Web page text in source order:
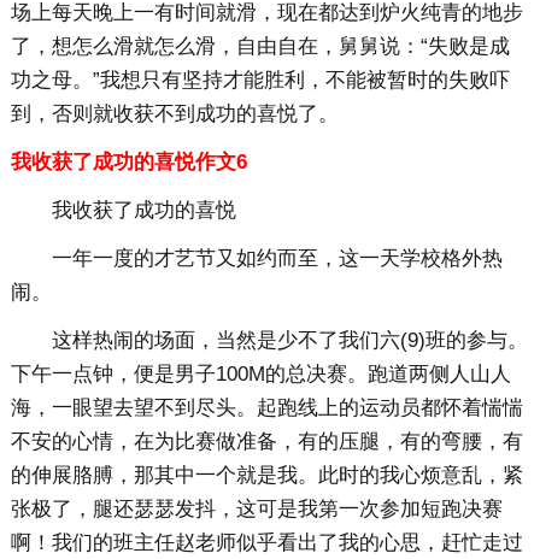
场上每天晚上一有时间就滑，现在都达到炉火纯青的地步
了，想怎么滑就怎么滑，自由自在，舅舅说：“失败是成
功之母。”我想只有坚持才能胜利，不能被暂时的失败吓
到，否则就收获不到成功的喜悦了。
我收获了成功的喜悦作文6
我收获了成功的喜悦
一年一度的才艺节又如约而至，这一天学校格外热
闹。
这样热闹的场面，当然是少不了我们六(9)班的参与。
下午一点钟，便是男子100M的总决赛。跑道两侧人山人
海，一眼望去望不到尽头。起跑线上的运动员都怀着惴惴
不安的心情，在为比赛做准备，有的压腿，有的弯腰，有
的伸展胳膊，那其中一个就是我。此时的我心烦意乱，紧
张极了，腿还瑟瑟发抖，这可是我第一次参加短跑决赛
啊！我们的班主任赵老师似乎看出了我的心思，赶忙走过